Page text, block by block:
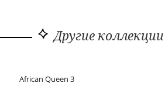
Другие
African Queen 3